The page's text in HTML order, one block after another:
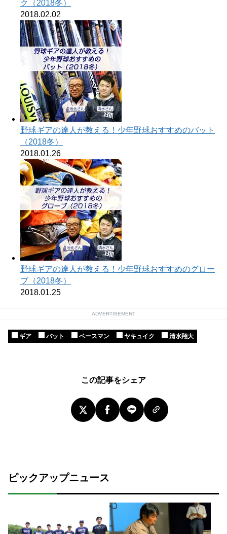
ク（2018冬）
2018.02.02
野球ギアの達人が教える！少年野球おすすめのバット
（2018冬）
2018.01.26
野球ギアの達人が教える！少年野球おすすめのグロー
ブ（2018冬）
2018.01.25
ADVERTISEMENT
ギア バット ベースマン ヤキュイク 清水翔大
この記事をシェア
ピックアップニュース